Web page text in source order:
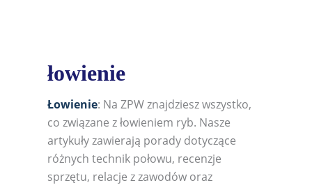
łowienie
Łowienie: Na ZPW znajdziesz wszystko,
co związane z łowieniem ryb. Nasze
artykuły zawierają porady dotyczące
różnych technik połowu, recenzje
sprzętu, relacje z zawodów oraz